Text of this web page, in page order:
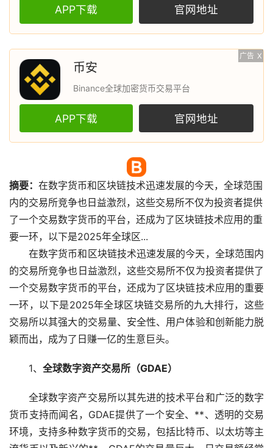
APP下载 官网地址
广告 X
币安
Binance全球加密货币交易平台
APP下载 官网地址
摘要： 在数字货币和区块链技术迅速发展的今天，全球范围
内的交易所竞争也日益激烈，这些交易所不仅为投资者提供
了一个交易数字货币的平台，还成为了区块链技术应用的重
要一环，以下是2025年全球区...
在数字货币和区块链技术迅速发展的今天，全球范围内
的交易所竞争也日益激烈，这些交易所不仅为投资者提供了
一个交易数字货币的平台，还成为了区块链技术应用的重要
一环，以下是2025年全球区块链交易所的九大排行，这些
交易所以其强大的交易量、安全性、用户体验和创新能力脱
颖而出，成为了日赚一亿的生意巨头。
1、 全球数字资产交易所（GDAE）
全球数字资产交易所以其先进的技术平台和广泛的数字
货币支持而闻名，GDAE提供了一个安全、**、透明的交易
环境，支持多种数字货币的交易，包括比特币、 以太坊等主